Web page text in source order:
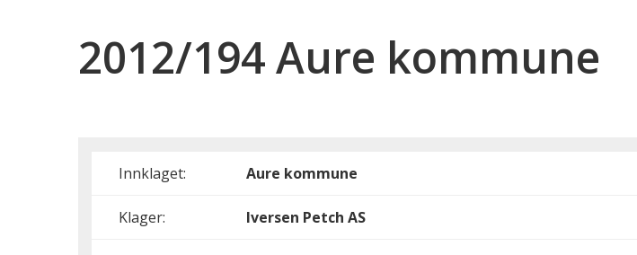
2012/194 Aure kommune
Innklaget: Aure kommune
Klager: Iversen Petch AS